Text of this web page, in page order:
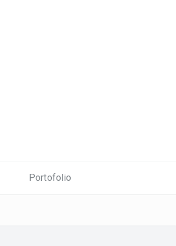
Portofolio